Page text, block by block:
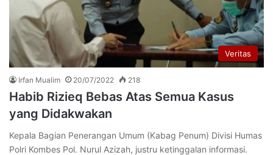
Veritas
Irfan Mualim 20/07/2022 218
Habib Rizieq Bebas Atas Semua Kasus
yang Didakwakan
Kepala Bagian Penerangan Umum (Kabag Penum) Divisi Humas
Polri Kombes Pol. Nurul Azizah, justru ketinggalan informasi.